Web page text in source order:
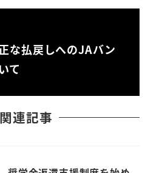
な払戻しへのJAバン
て
関連記事